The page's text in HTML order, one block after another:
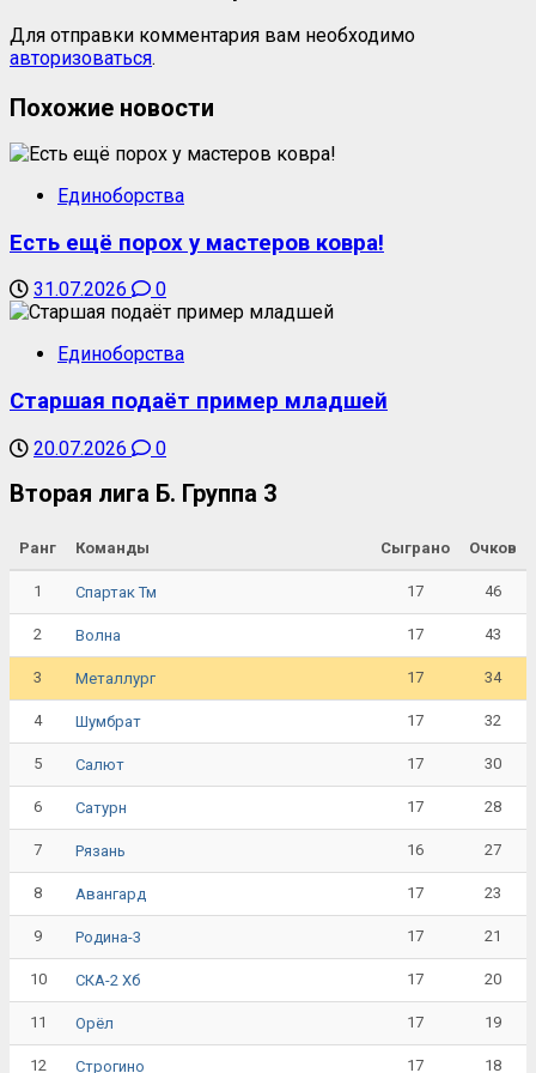
Для отправки комментария вам необходимо
авторизоваться.
Похожие новости
Единоборства
Есть ещё порох у мастеров ковра!
31.07.2026 0
Единоборства
Старшая подаёт пример младшей
20.07.2026 0
Вторая лига Б. Группа 3
Ранг Команды Сыграно Очков
1 Спартак Тм 17 46
2 Волна 17 43
3 Металлург 17 34
4 Шумбрат 17 32
5 Салют 17 30
6 Сатурн 17 28
7 Рязань 16 27
8 Авангард 17 23
9 Родина-3 17 21
10 СКА-2 Хб 17 20
11 Орёл 17 19
12 Строгино 17 18